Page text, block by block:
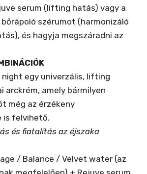
serum (lifting hatás) vagy a
szérumot (harmonizáló
és hagyja megszáradni az
night egy univerzális, lifting
arckrém, amely bármilyen
még az érzékeny
is felvihető.
és fiatalítás az éjszaka
/ Balance / Velvet water (az